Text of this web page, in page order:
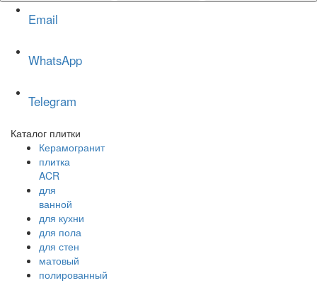
Email
WhatsApp
Telegram
Каталог плитки
Керамогранит
плитка
ACR
для
ванной
для кухни
для пола
для стен
матовый
полированный